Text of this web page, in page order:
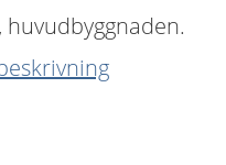
huvudbyggnaden.